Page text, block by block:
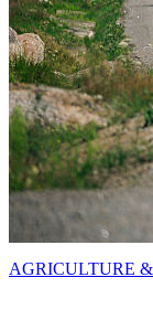
AGRICULTURE